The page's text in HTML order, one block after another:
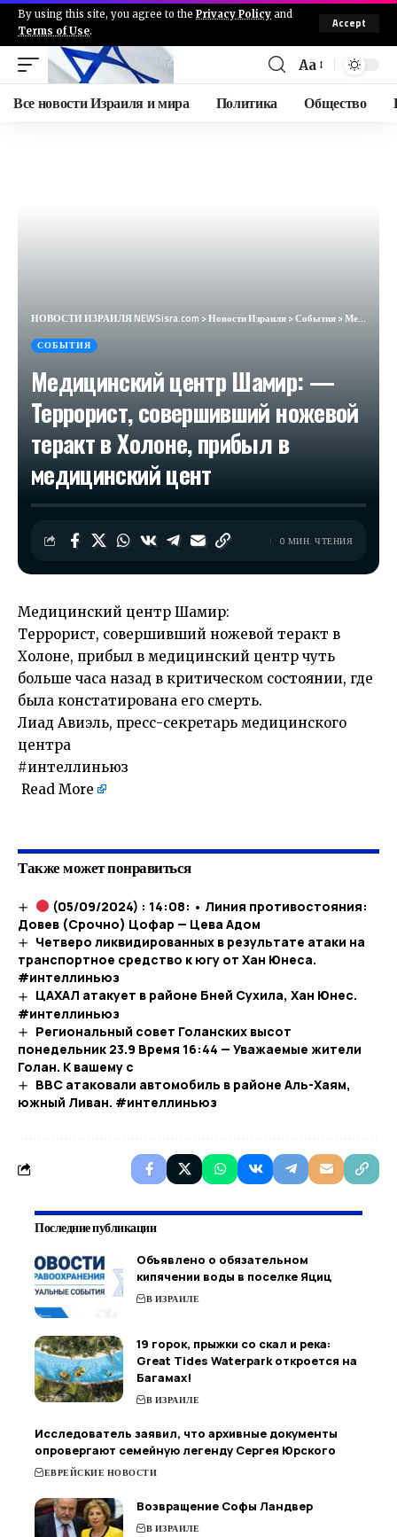
By using this site, you agree to the Privacy Policy and
Terms of Use.
Accept
Aa
Все новости Израиля и мира Политика Общество
НОВОСТИ ИЗРАИЛЯ NEWSisra.com >Новости Израиля>События>Медицинский центр Шамир: — Террорист, совершивший ножевой теракт в Холоне, прибыл в медицинский цент
СОБЫТИЯ
Медицинский центр Шамир: —
Террорист, совершивший ножевой
теракт в Холоне, прибыл в
медицинский цент
0 МИН. ЧТЕНИЯ
Медицинский центр Шамир:
Террорист, совершивший ножевой теракт в
Холоне, прибыл в медицинский центр чуть
больше часа назад в критическом состоянии, где
была констатирована его смерть.
Лиад Авиэль, пресс-секретарь медицинского
центра
#интеллиньюз
Read More
Также может понравиться
(05/09/2024) : 14:08: • Линия противостояния:
Довев (Срочно) Цофар — Цева Адом
Четверо ликвидированных в результате атаки на
транспортное средство к югу от Хан Юнеса.
#интеллиньюз
ЦАХАЛ атакует в районе Бней Сухила, Хан Юнес.
#интеллиньюз
Региональный совет Голанских высот
понедельник 23.9 Время 16:44 — Уважаемые жители
Голан. К вашему с
ВВС атаковали автомобиль в районе Аль-Хаям,
южный Ливан. #интеллиньюз
Последние публикации
Объявлено о обязательном
кипячении воды в поселке Яциц
В ИЗРАИЛЕ
19 горок, прыжки со скал и река:
Great Tides Waterpark откроется на
Багамах!
В ИЗРАИЛЕ
Исследователь заявил, что архивные документы
опровергают семейную легенду Сергея Юрского
ЕВРЕЙСКИЕ НОВОСТИ
Возвращение Софы Ландвер
В ИЗРАИЛЕ